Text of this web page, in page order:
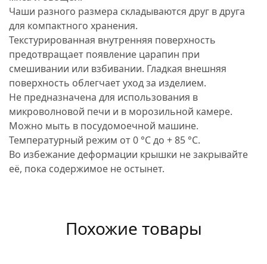
Чаши разного размера складываются друг в друга
для компактного хранения.
Текстурированная внутренняя поверхность
предотвращает появление царапин при
смешивании или взбивании. Гладкая внешняя
поверхность облегчает уход за изделием.
Не предназначена для использования в
микроволновой печи и в морозильной камере.
Можно мыть в посудомоечной машине.
Температурный режим от 0 °C до + 85 °C.
Во избежание деформации крышки не закрывайте
её, пока содержимое не остынет.
Похожие товары